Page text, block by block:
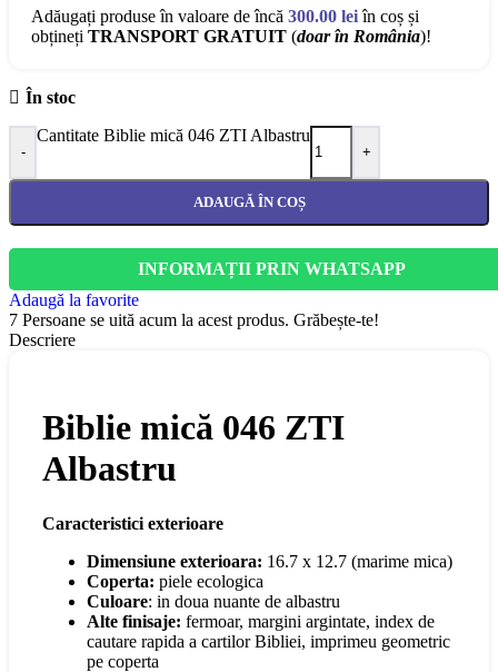
Adăugați produse în valoare de încă 300.00 leiîn coș și
obțineți TRANSPORT GRATUIT (doar în România)!
În stoc
-
Cantitate Biblie mică 046 ZTI Albastru
+
ADAUGĂ ÎN COȘ
INFORMAȚII PRIN WHATSAPP
Adaugă la favorite
7 Persoane se uită acum la acest produs. Grăbește-te!
Descriere
Biblie mică 046 ZTI
Albastru
Caracteristici exterioare
Dimensiune exterioara: 16.7 x 12.7 (marime mica)
Coperta: piele ecologica
Culoare: in doua nuante de albastru
Alte finisaje: fermoar, margini argintate, index de
cautare rapida a cartilor Bibliei, imprimeu geometric
pe coperta